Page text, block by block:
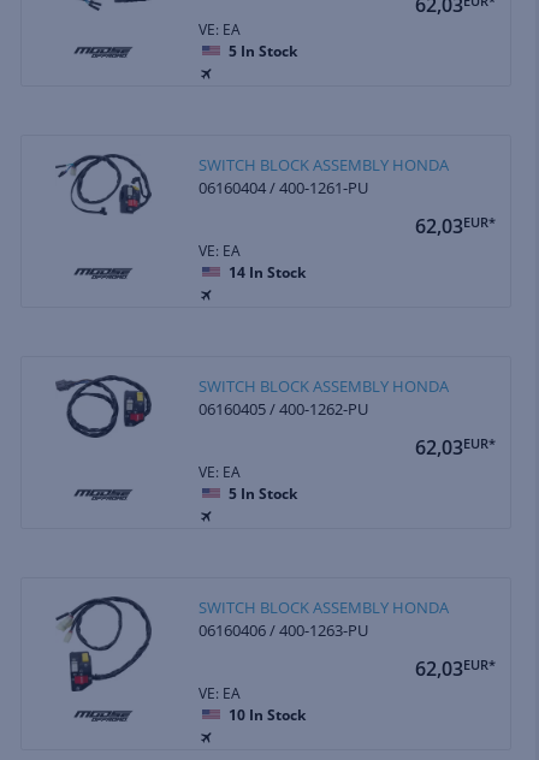
VE: EA
5 In Stock
SWITCH BLOCK ASSEMBLY HONDA
06160404 / 400-1261-PU
62,03EUR*
VE: EA
14 In Stock
SWITCH BLOCK ASSEMBLY HONDA
06160405 / 400-1262-PU
62,03EUR*
VE: EA
5 In Stock
SWITCH BLOCK ASSEMBLY HONDA
06160406 / 400-1263-PU
62,03EUR*
VE: EA
10 In Stock